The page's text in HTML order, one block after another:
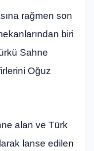
rağmen son
biri
Sahne
Oğuz
alan ve Türk
lanse edilen